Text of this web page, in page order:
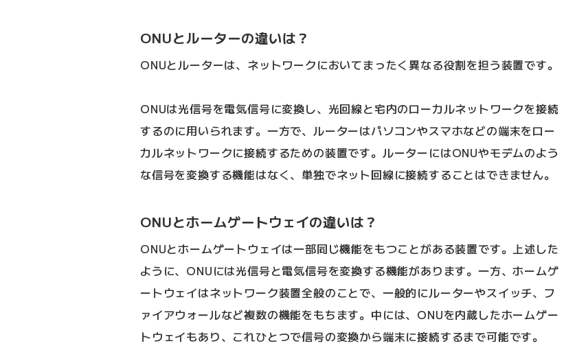
ONUとルーターの違いは？
ONUとルーターは、ネットワークにおいてまったく異なる役割を担う装置です。
ONUは光信号を電気信号に変換し、光回線と宅内のローカルネットワークを接続
するのに用いられます。一方で、ルーターはパソコンやスマホなどの端末をロー
カルネットワークに接続するための装置です。ルーターにはONUやモデムのよう
な信号を変換する機能はなく、単独でネット回線に接続することはできません。
ONUとホームゲートウェイの違いは？
ONUとホームゲートウェイは一部同じ機能をもつことがある装置です。上述した
ように、ONUには光信号と電気信号を変換する機能があります。一方、ホームゲ
ートウェイはネットワーク装置全般のことで、一般的にルーターやスイッチ、フ
ァイアウォールなど複数の機能をもちます。中には、ONUを内蔵したホームゲー
トウェイもあり、これひとつで信号の変換から端末に接続するまで可能です。